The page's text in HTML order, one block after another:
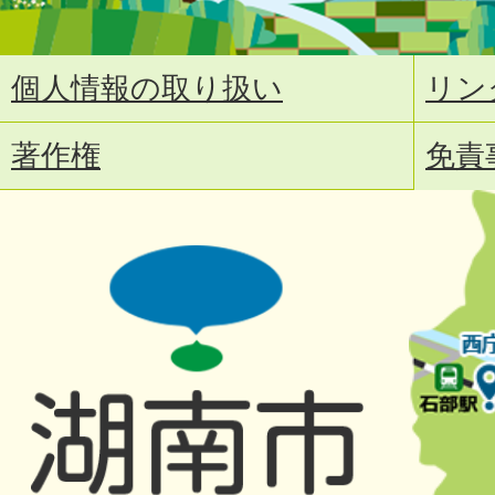
個人情報の取り扱い
リ
著作権
免責